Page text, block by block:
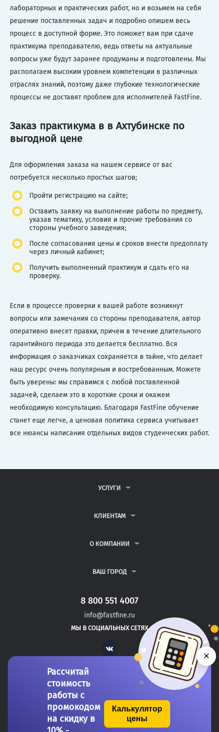
лабораторных и практических работ, но и возьмем на себя
решение поставленных задач и подробно опишем весь
процесс в доступной форме. Это поможет вам при сдаче
практикума преподавателю, ведь ответы на актуальные
вопросы уже будут заранее продуманы и подготовлены. Мы
располагаем высоким уровнем компетенции в различных
отраслях знаний, поэтому даже глубокие технологические
процессы не доставят проблем для исполнителей FastFine.
Заказ практикума в в Ахтубинске по
выгодной цене
Для оформления заказа на нашем сервисе от вас
потребуется несколько простых шагов;
Пройти регистрацию на сайте;
Оставить заявку на выполнение работы по предмету,
указав тематику, условия и прочие требования со
стороны учебного заведения;
После согласования цены и сроков внести предоплату
через личный кабинет;
Получить выполненный практикум и сдать его на
проверку.
Если в процессе проверки к вашей работе возникнут
вопросы или замечания со стороны преподавателя, автор
оперативно внесет правки, причем в течение длительного
гарантийного периода это делается бесплатно. Вся
информация о заказчиках сохраняется в тайне, что делает
наш ресурс очень популярным и востребованным. Можете
быть уверены: мы справимся с любой поставленной
задачей, сделаем это в короткие сроки и окажем
необходимую консультацию. Благодаря FastFine обучение
станет еще легче, а ценовая политика сервиса учитывает
все нюансы написания отдельных видов студенческих работ.
УСЛУГИ
ДИПЛОМНЫЕ РАБОТЫ
РЕФЕРАТЫ
КЛИЕНТАМ
ВОПРОСЫ И ОТВЕТЫ
ПОЛИТИКА КОНФИДЕНЦИАЛЬНОСТИ
О КОМПАНИИ
КОНТАКТЫ
ВАШ ГОРОД
САНКТ-ПЕТЕРБУРГ
ОТРАДНАЯ
ТИХОРЕЦК
8 800 551 4007
info@fastfine.ru
МЫ В СОЦИАЛЬНЫХ СЕТЯХ
Vk
Copyright 2011-2026 FastFine.ru
Рассчитай
стоимость
работы с
промокодом
на скидку в
Калькулятор
цены
×